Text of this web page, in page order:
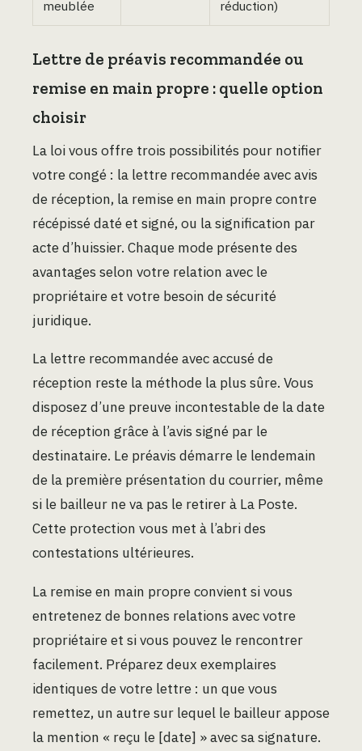
meublée réduction)
Lettre de préavis recommandée ou
remise en main propre : quelle option
choisir
La loi vous offre trois possibilités pour notifier
votre congé : la lettre recommandée avec avis
de réception, la remise en main propre contre
récépissé daté et signé, ou la signification par
acte d’huissier. Chaque mode présente des
avantages selon votre relation avec le
propriétaire et votre besoin de sécurité
juridique.
La lettre recommandée avec accusé de
réception reste la méthode la plus sûre. Vous
disposez d’une preuve incontestable de la date
de réception grâce à l’avis signé par le
destinataire. Le préavis démarre le lendemain
de la première présentation du courrier, même
si le bailleur ne va pas le retirer à La Poste.
Cette protection vous met à l’abri des
contestations ultérieures.
La remise en main propre convient si vous
entretenez de bonnes relations avec votre
propriétaire et si vous pouvez le rencontrer
facilement. Préparez deux exemplaires
identiques de votre lettre : un que vous
remettez, un autre sur lequel le bailleur appose
la mention « reçu le [date] » avec sa signature.